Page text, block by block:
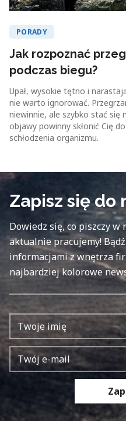
PORADY
Jak rozpoznać
podczas biegu?
Upał, wysokie tętno i
nie warto ignorować.
niewinnie, ale szybko stać się
objawy powinny skłonić Cię
schłodzenia organizmu.
Zapisz się
Dowiedz się, co piszczy
aktualnie pracujemy!
informacjami z wnętrza
najbardziej kolorowe